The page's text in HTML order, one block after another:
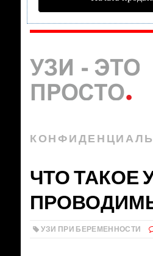
ЧТО ТАКОЕ
УЗИ ПРИ БЕРЕМЕННОСТИ